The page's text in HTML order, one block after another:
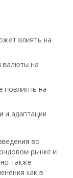
влиять на
валюты на
повлиять на
и адаптации
во
рынке и
также
как в